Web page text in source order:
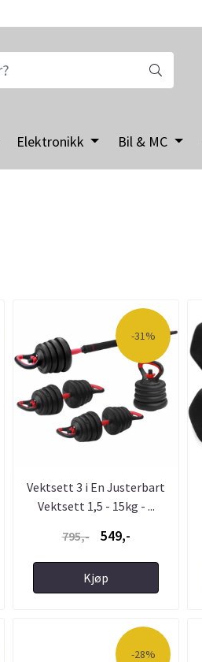
Elektronikk Bil & MC
-31%
Vektsett 3 i En Justerbart
Vektsett 1,5 - 15kg - ...
795,-
549,-
Kjøp
-28%